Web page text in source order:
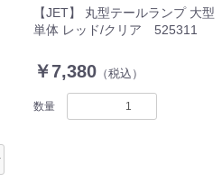
【JET】 丸型テールランプ 大型
単体 レッド/クリア 525311
￥7,380（税込）
数量